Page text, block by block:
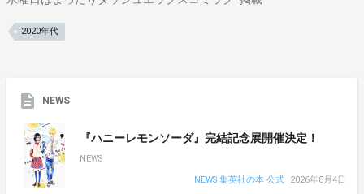
2020年代
NEWS
『ハニーレモンソーダ』完結記念展開催決定！
NEWS
NEWS 集英社の本 公式
2026年8月4日